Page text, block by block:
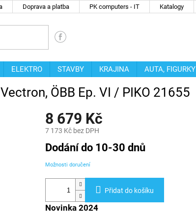
Doprava a platba PK computers - IT Katalogy
ELEKTRO STAVBY KRAJINA AUTA, FIGURKY
ÖBB Ep. VI / PIKO 21655
8 679 Kč
7 173 Kč bez DPH
Měrná
cena:
Dodání do 10-30 dnů
Možnosti doručení
Přidat do košíku
Novinka 2024